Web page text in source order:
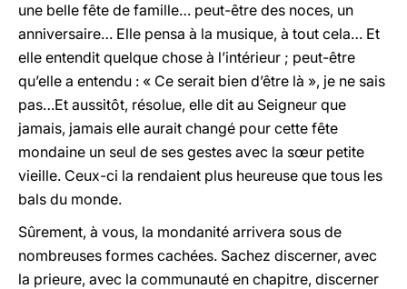
une belle fête de famille… peut-être des noces, un
anniversaire… Elle pensa à la musique, à tout cela… Et
elle entendit quelque chose à l’intérieur ; peut-être
qu’elle a entendu : « Ce serait bien d’être là », je ne sais
pas…Et aussitôt, résolue, elle dit au Seigneur que
jamais, jamais elle aurait changé pour cette fête
mondaine un seul de ses gestes avec la sœur petite
vieille. Ceux-ci la rendaient plus heureuse que tous les
bals du monde.
Sûrement, à vous, la mondanité arrivera sous de
nombreuses formes cachées. Sachez discerner, avec
la prieure, avec la communauté en chapitre, discerner